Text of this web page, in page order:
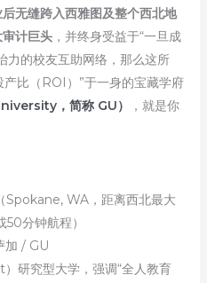
无缝跨入西雅图及整个西北地
计巨头，并终身受益于“一旦成
的校友互助网络，那么这所
产比（ROI）”于一身的宝藏学府
，简称 GU）
，就是你
Spokane, WA，距离西北最大
分钟航程）
加 / GU
研究型大学，强调“全人教育